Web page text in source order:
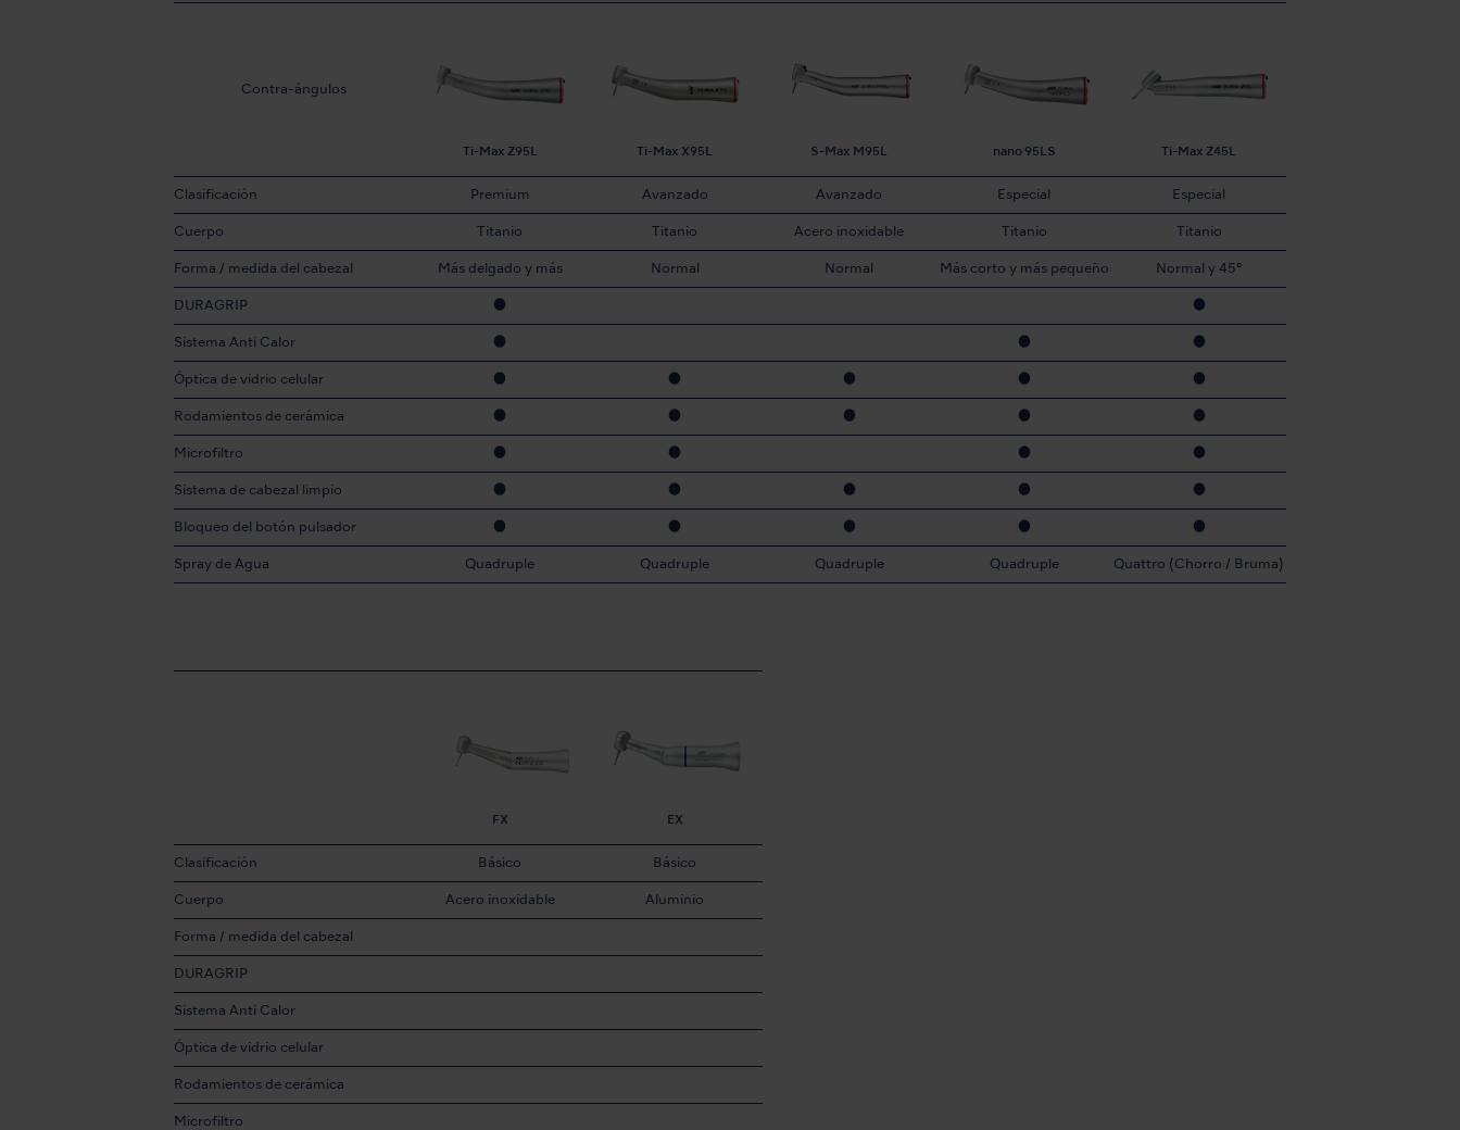
Contra-ángulos
Clasificación
Cuerpo
Forma / medida del cabezal
DURAGRIP
Sistema Anti Calor
Óptica de vidrio celular
Rodamientos de cerámica
Microfiltro
Sistema de cabezal limpio
Bloqueo del botón pulsador
Spray de Agua
Clasificación
Cuerpo
Forma / medida del cabezal
DURAGRIP
Sistema Anti Calor
Óptica de vidrio celular
Rodamientos de cerámica
Microfiltro
Ti-Max Z95L
Premium
Titanio
Más delgado y más
pequeño
●
●
●
●
●
●
●
Quadruple
Ti-Max X95L
Avanzado
Titanio
Normal
●
●
●
●
●
Quadruple
S-Max M95L
Avanzado
Acero inoxidable
Normal
●
●
●
●
Quadruple
nano 95LS
Especial
Titanio
Más corto y más pequeño
●
●
●
●
●
●
Quadruple
Ti-Max Z45L
Especial
Titanio
Normal y 45°
●
●
●
●
●
●
●
Quattro (Chorro / Bruma)
FX
Básico
Acero inoxidable
EX
Básico
Aluminio